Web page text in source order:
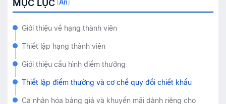
MỤC LỤC Ẩn
Giới thiệu về hạng thành viên
Thiết lập hạng thành viên
Giới thiệu cấu hình điểm thưởng
Thiết lập điểm thưởng và cơ chế quy đổi chiết khấu
Cá nhân hóa bảng giá và khuyến mãi dành riêng cho